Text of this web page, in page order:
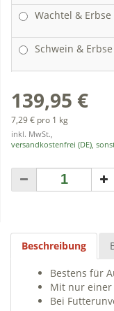
Wachtel & Erbse
Schwein & Erbse
139,95 €
7,29 € pro 1 kg
inkl. MwSt.,
versandkostenfrei (DE),
Beschreibung
Bestens für
Mit nur
Bei